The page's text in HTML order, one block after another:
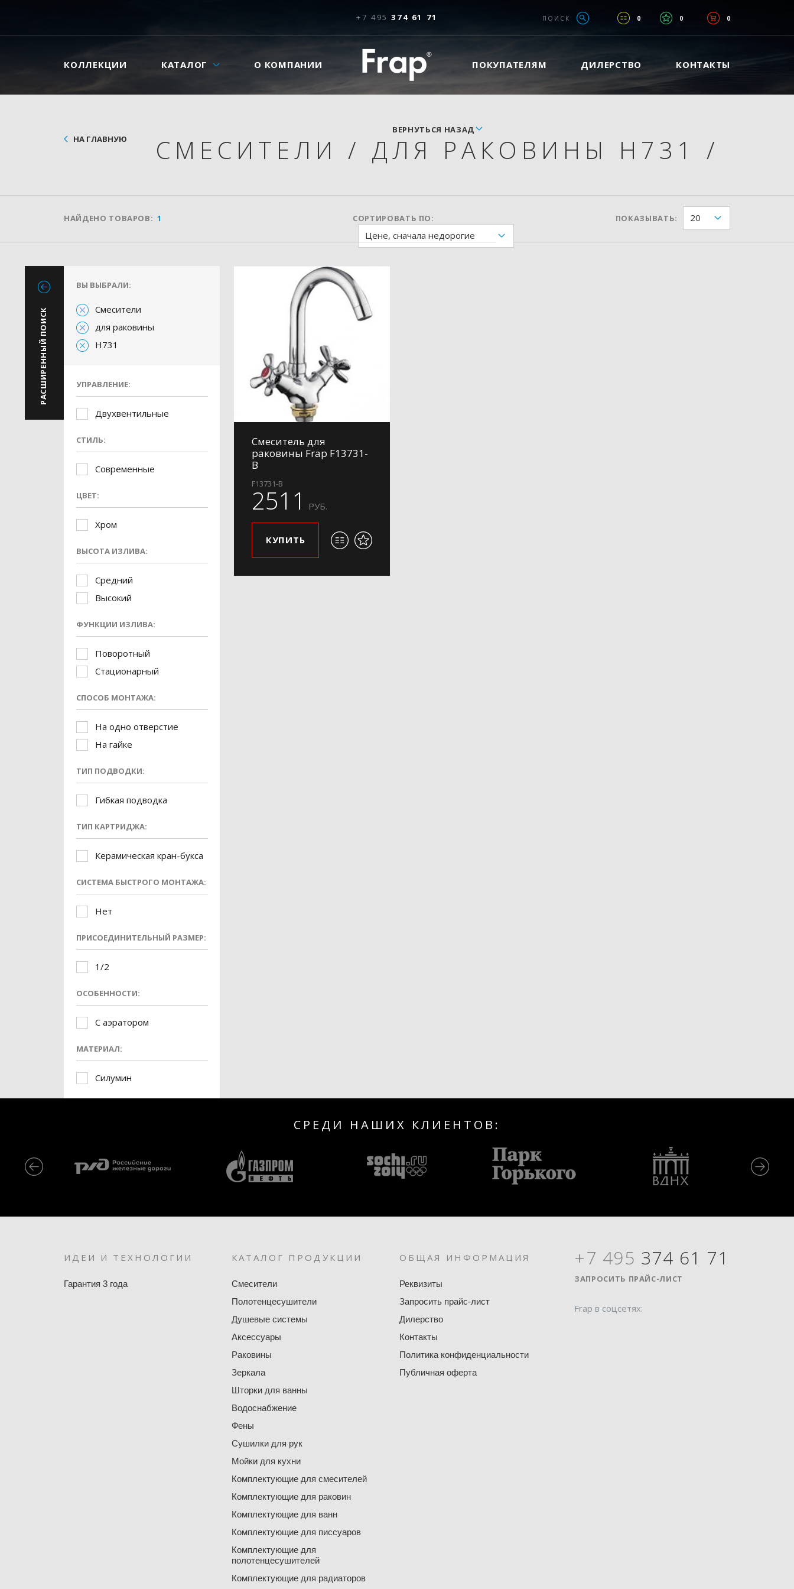
+7 495 374 61 71 0 0 0
ПОИСК
КОЛЛЕКЦИИ КАТАЛОГ О КОМПАНИИ ПОКУПАТЕЛЯМ ДИЛЕРСТВО КОНТАКТЫ
НА ГЛАВНУЮ
ВЕРНУТЬСЯ НАЗАД
СМЕСИТЕЛИ / ДЛЯ РАКОВИНЫ H731 /
НАЙДЕНО ТОВАРОВ: 1 СОРТИРОВАТЬ ПО:
Цене, сначала недорогие
ПОКАЗЫВАТЬ: 20
РАСШИРЕННЫЙ ПОИСК
ВЫ ВЫБРАЛИ:
Смесители
для раковины
H731
УПРАВЛЕНИЕ:
Двухвентильные
СТИЛЬ:
Современные
ЦВЕТ:
Хром
ВЫСОТА ИЗЛИВА:
Средний
Высокий
ФУНКЦИИ ИЗЛИВА:
Поворотный
Стационарный
СПОСОБ МОНТАЖА:
На одно отверстие
На гайке
ТИП ПОДВОДКИ:
Гибкая подводка
ТИП КАРТРИДЖА:
Керамическая кран-букса
СИСТЕМА БЫСТРОГО МОНТАЖА:
Нет
ПРИСОЕДИНИТЕЛЬНЫЙ РАЗМЕР:
1/2
ОСОБЕННОСТИ:
С аэратором
МАТЕРИАЛ:
Силумин
Смеситель для
раковины Frap F13731-
B
F13731-B
2511 РУБ.
КУПИТЬ
СРЕДИ НАШИХ КЛИЕНТОВ:
ИДЕИ И ТЕХНОЛОГИИ
Гарантия 3 года
КАТАЛОГ ПРОДУКЦИИ
Смесители
Полотенцесушители
Душевые системы
Аксессуары
Раковины
Зеркала
Шторки для ванны
Водоснабжение
Фены
Сушилки для рук
Мойки для кухни
Комплектующие для смесителей
Комплектующие для раковин
Комплектующие для ванн
Комплектующие для писсуаров
Комплектующие для
полотенцесушителей
Комплектующие для радиаторов
ОБЩАЯ ИНФОРМАЦИЯ
Реквизиты
Запросить прайс-лист
Дилерство
Контакты
Политика конфиденциальности
Публичная оферта
+7 495 374 61 71
ЗАПРОСИТЬ ПРАЙС-ЛИСТ
Frap в соцсетях: